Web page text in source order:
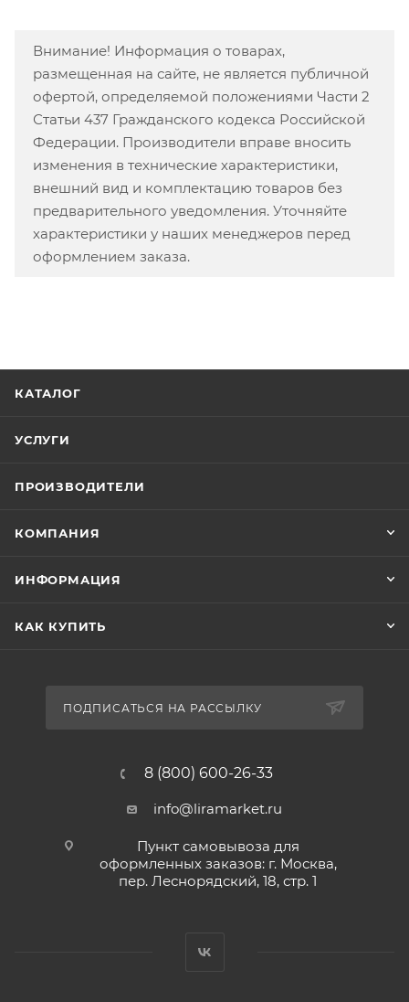
Внимание! Информация о товарах,
размещенная на сайте, не является публичной
офертой, определяемой положениями Части 2
Статьи 437 Гражданского кодекса Российской
Федерации. Производители вправе вносить
изменения в технические характеристики,
внешний вид и комплектацию товаров без
предварительного уведомления. Уточняйте
характеристики у наших менеджеров перед
оформлением заказа.
КАТАЛОГ
УСЛУГИ
ПРОИЗВОДИТЕЛИ
КОМПАНИЯ
ИНФОРМАЦИЯ
КАК КУПИТЬ
ПОДПИСАТЬСЯ НА РАССЫЛКУ
8 (800) 600-26-33
info@liramarket.ru
Пункт самовывоза для
оформленных заказов: г. Москва,
пер. Леснорядский, 18, стр. 1